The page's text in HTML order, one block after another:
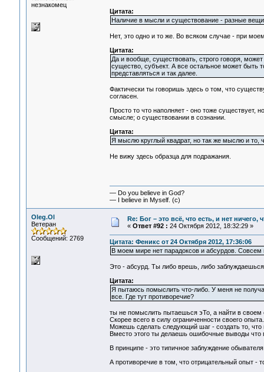
незнакомец
Цитата:
Наличие в мысли и существование - разные
Нет, это одно и то же. Во всяком случае - при
Цитата:
Да и вообще, существовать, строго говоря,
существо, субъект. А все остальное может быть
представляться и так далее.
Фактически ты говоришь здесь о том, что
согласен.
Просто то что наполняет - оно тоже
смысле; о существовании в сознании.
Цитата:
Я мыслю круглый квадрат, но так же мыслю и то,
Не вижу здесь образца для подражания.
— Do you believe in God?
— I believe in Myself. (c)
Oleg.Ol
Ветеран
Сообщений: 2769
Re: Бог – это всё, что есть, и нет
« Ответ #92 : 24 Октября 2012, 18:32:29 »
Цитата: Феникс от 24 Октября 2012, 17:36:06
В моем мире нет парадоксов и абсурдов. Совсем
Это - абсурд. Ты либо врешь, либо
Цитата:
Я пытаюсь помыслить что-либо. У меня не
все. Где тут противоречие?
ты не помыслить пытаешься эТо, а найти в
Скорее всего в силу ограниченности своего опыта.
Можешь сделать следующий шаг - создать то,
Вместо этого ты делаешь ошибочные выводы
В принципе - это типичное заблуждение
А противоречие в том, что отрицательный опыт -